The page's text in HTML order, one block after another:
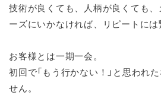
技術が良くても、人柄が良くても
ーズにいかなければ、リピートには
お客様とは一期一会。
初回で「もう行かない！」と思われ
せん。